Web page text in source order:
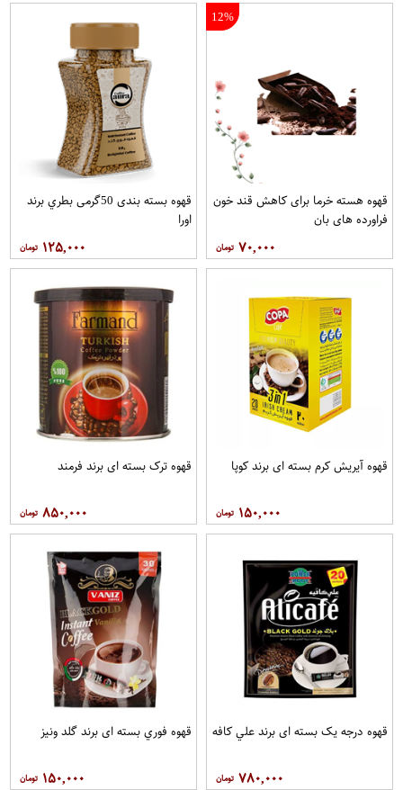
12%
قهوه هسته خرما برای کاهش قند خون
فراورده های بان
۷۰,۰۰۰
قهوه بسته بندی 50گرمی بطري برند
اورا
۱۲۵,۰۰۰
قهوه آيريش کرم بسته ای برند کوپا
۱۵۰,۰۰۰
قهوه ترک بسته ای برند فرمند
۸۵۰,۰۰۰
قهوه درجه یک بسته ای برند علي کافه
۷۸۰,۰۰۰
قهوه فوري بسته ای برند گلد ونيز
۱۵۰,۰۰۰